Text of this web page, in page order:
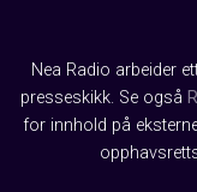
Nea Radio arbeider
presseskikk. Se også
for innhold på